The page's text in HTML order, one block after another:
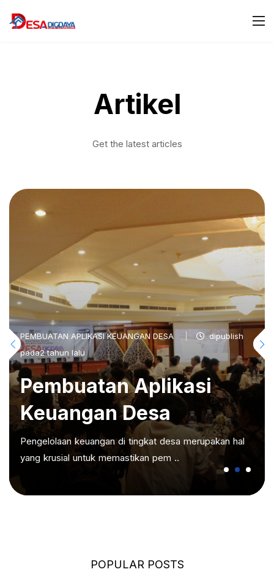
Artikel
Get the latest articles
PEMBUATAN APLIKASI KEUANGAN DESA
dipublish
pada2 tahun lalu
Pembuatan Aplikasi
Keuangan Desa
Pengelolaan keuangan di tingkat desa merupakan hal
yang krusial untuk memastikan pem ..
POPULAR POSTS